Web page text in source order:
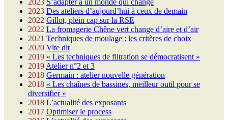
2023 S’adapter à un monde qui change
2023 Des ateliers d’aujourd’hui à ceux de demain
2022 Gillot, plein cap sur la RSE
2022 La fromagerie Chêne vert change d’aire et d’air
2021 Techniques de moulage : les critères de choix
2020 Vite dit
2019 « Les techniques de filtration se démocratisent »
2019Atelier n°2 et 3
2018 Germain : atelier nouvelle génération
2018 « Les chaînes de bassines, meilleur outil pour se
diversifier »
2018 L’actualité des exposants
2017 Optimiser le process